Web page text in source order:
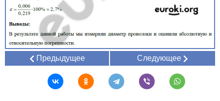
Предыдущее Следующее